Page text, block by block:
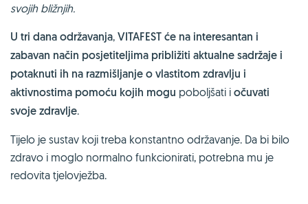
svojih bližnjih.
U tri dana održavanja, VITAFEST će na interesantan i
zabavan način posjetiteljima približiti aktualne sadržaje i
potaknuti ih na razmišljanje o vlastitom zdravlju i
aktivnostima pomoću kojih mogu poboljšati i očuvati
svoje zdravlje.
Tijelo je sustav koji treba konstantno održavanje. Da bi bilo
zdravo i moglo normalno funkcionirati, potrebna mu je
redovita tjelovježba.